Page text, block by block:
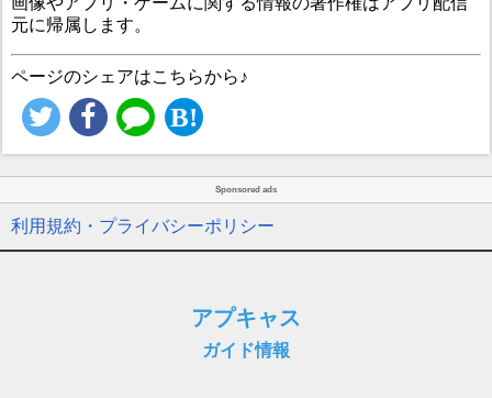
元に帰属します。
ページのシェアはこちらから♪
Sponsored ads
利用規約・プライバシーポリシー
アプキャス
ガイド情報